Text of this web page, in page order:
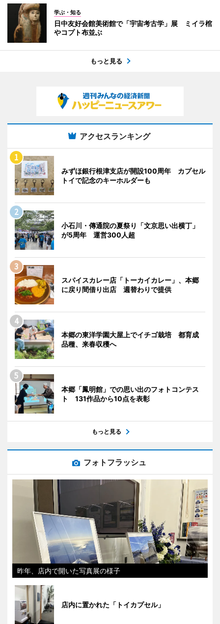
学ぶ・知る
日中友好会館美術館で「宇宙考古学」展 ミイラ棺
やコプト布並ぶ
もっと見る
アクセスランキング
みずほ銀行根津支店が開設100周年 カプセル
トイで記念のキーホルダーも
小石川・傳通院の夏祭り「文京思い出横丁」
が5周年 運営300人超
スパイスカレー店「トーカイカレー」、本郷
に戻り間借り出店 週替わりで提供
本郷の東洋学園大屋上でイチゴ栽培 都育成
品種、来春収穫へ
本郷「鳳明館」での思い出のフォトコンテス
ト 131作品から10点を表彰
もっと見る
フォトフラッシュ
昨年、店内で開いた写真展の様子
店内に置かれた「トイカプセル」